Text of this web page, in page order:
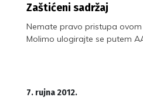
Zaštićeni sadržaj
Nemate pravo pristupa ovom
Molimo ulogirajte se putem
7. rujna 2012.